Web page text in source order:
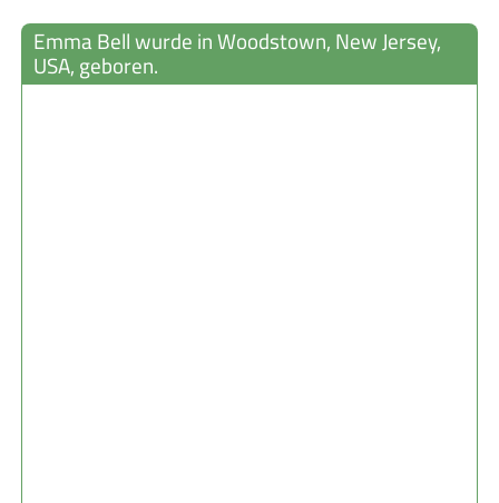
Emma Bell wurde in Woodstown, New Jersey,
USA, geboren.